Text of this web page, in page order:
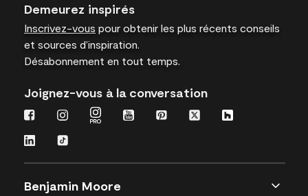
Demeurez inspirés
Inscrivez-vous pour obtenir les plus récents conseils
et sources d’inspiration.
Désabonnement en tout temps.
Joignez-vous à la conversation
Benjamin Moore